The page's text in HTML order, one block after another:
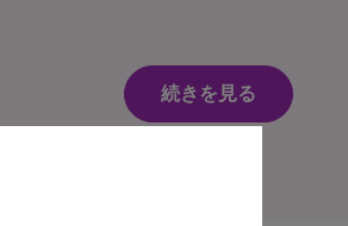
続きを見る